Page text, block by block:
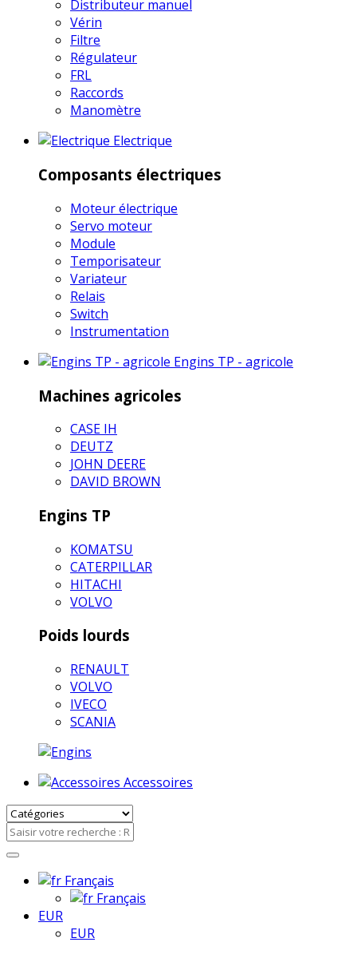
Distributeur manuel
Vérin
Filtre
Régulateur
FRL
Raccords
Manomètre
Electrique
Composants électriques
Moteur électrique
Servo moteur
Module
Temporisateur
Variateur
Relais
Switch
Instrumentation
Engins TP - agricole
Machines agricoles
CASE IH
DEUTZ
JOHN DEERE
DAVID BROWN
Engins TP
KOMATSU
CATERPILLAR
HITACHI
VOLVO
Poids lourds
RENAULT
VOLVO
IVECO
SCANIA
Accessoires
Français
Français
EUR
EUR